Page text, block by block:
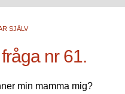
SJÄLV
nr 61.
min mamma mig?